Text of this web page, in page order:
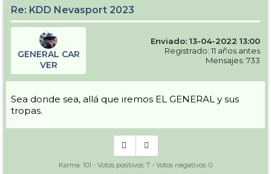
Re: KDD Nevasport 2023
GENERAL CAR
VER
Enviado: 13-04-2022 13:00
Registrado: 11 años antes
Mensajes: 733
Sea donde sea, allá que iremos EL GENERAL y sus
tropas.
Karma: 101 - Votos positivos: 7 - Votos negativos: 0